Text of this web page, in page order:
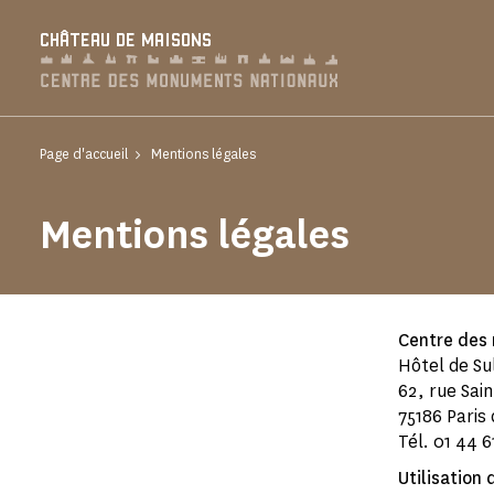
CHÂTEAU DE MAISONS
Page d'accueil Mentions légales
Mentions légales
Centre
Hôtel de
62, rue
75186
Tél. 01 44
Utilisation